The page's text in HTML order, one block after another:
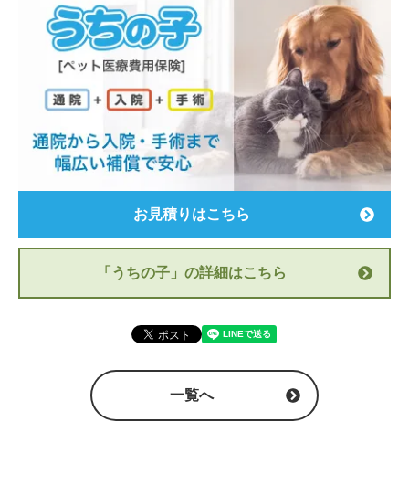
お見積りはこちら
「うちの子」の詳細はこちら
一覧へ